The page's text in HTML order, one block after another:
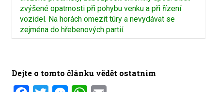
zvýšené opatrnosti při pohybu venku a při řízení
vozidel. Na horách omezit túry a nevydávat se
zejména do hřebenových partií.
Dejte o tomto článku vědět ostatním